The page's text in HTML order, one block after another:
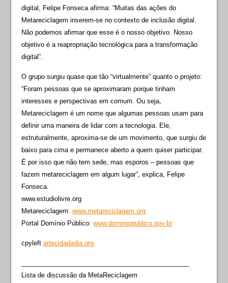
digital, Felipe Fonseca afirma: “Muitas das ações do
Metareciclagem inserem-se no contexto de inclusão digital.
Não podemos afirmar que esse é o nosso objetivo. Nosso
objetivo é a reapropriação tecnológica para a transformação
digital”.
O grupo surgiu quase que tão “virtualmente” quanto o projeto:
“Foram pessoas que se aproximaram porque tinham
interesses e perspectivas em comum. Ou seja,
Metareciclagem é um nome que algumas pessoas usam para
definir uma maneira de lidar com a tecnologia. Ele,
estruturalmente, aproxima-se de um movimento, que surgiu de
baixo para cima e permanece aberto a quem quiser participar.
É por isso que não tem sede, mas esporos – pessoas que
fazem metareciclagem em algum lugar”, explica, Felipe
Fonseca.
www.estudiolivre.org
Metareciclagem:www.metareciclagem.org
Portal Domínio Público:www.dominiopublico.gov.br
cpyleftartecidadadia.org
Lista de discussão da MetaReciclagem